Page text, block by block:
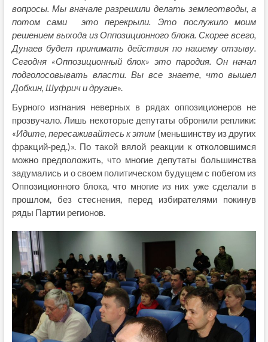
вопросы. Мы вначале разрешили делать землеотводы, а
потом сами это перекрыли. Это послужило моим
решением выхода из Оппозиционного блока. Скорее всего,
Дунаев будет принимать действия по нашему отзыву.
Сегодня «Оппозиционный блок» это пародия. Он начал
подголосовывать власти. Вы все знаете, что вышел
Добкин, Шуфрич и другие».
Бурного изгнания неверных в рядах оппозиционеров не
прозвучало. Лишь некоторые депутаты обронили реплики:
«Идите, пересаживайтесь к этим (меньшинству из других
фракций-ред.)». По такой вялой реакции к отколовшимся
можно предположить, что многие депутаты большинства
задумались и о своем политическом будущем с побегом из
Оппозиционного блока, что многие из них уже сделали в
прошлом, без стеснения, перед избирателями покинув
ряды Партии регионов.